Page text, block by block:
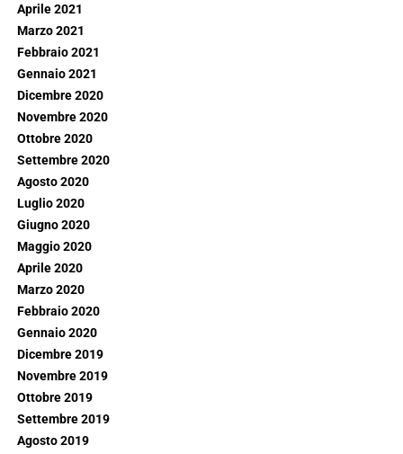
Aprile 2021
Marzo 2021
Febbraio 2021
Gennaio 2021
Dicembre 2020
Novembre 2020
Ottobre 2020
Settembre 2020
Agosto 2020
Luglio 2020
Giugno 2020
Maggio 2020
Aprile 2020
Marzo 2020
Febbraio 2020
Gennaio 2020
Dicembre 2019
Novembre 2019
Ottobre 2019
Settembre 2019
Agosto 2019